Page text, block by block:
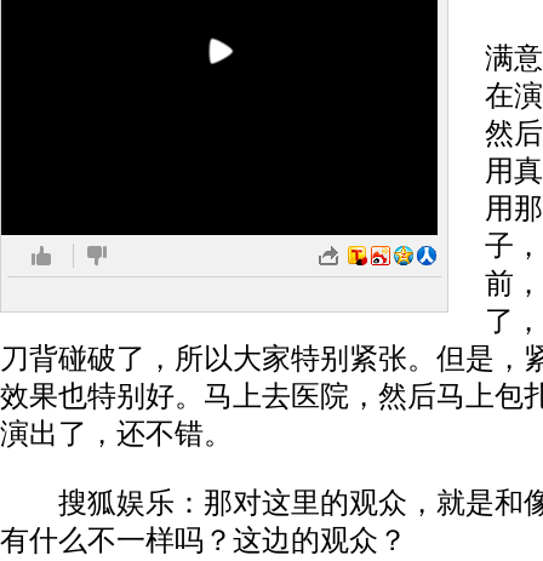
满
在
然
用
用
子
前
了
刀背碰破了，所以大家特别紧张。但是，
效果也特别好。马上去医院，然后马上包
演出了，还不错。
搜狐娱乐：那对这里的观众，就是和
有什么不一样吗？这边的观众？